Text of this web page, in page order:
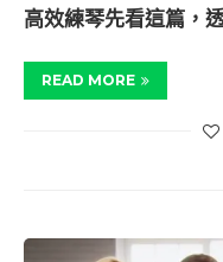
高效練琴先看這篇，
READ MORE